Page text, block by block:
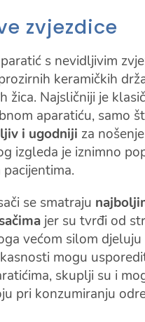
zvjezdice
s nevidljivim
keramičkih
žica. Najsličniji je
aparatiću, samo
i ugodniji za
izgleda je iznimno
se smatraju
jer su tvrđi od
većom silom djeluju
mogu
skuplji su i
pri konzumiranju